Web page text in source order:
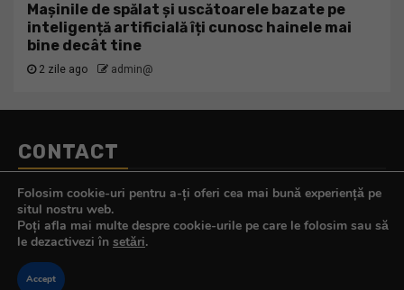
Mașinile de spălat și uscătoarele bazate pe
inteligență artificială îți cunosc hainele mai
bine decât tine
2 zile ago admin@
CONTACT
Telefon:
0770.290.165
E-mail:contact@tehnologistul.ro
Folosim cookie-uri pentru a-ți oferi cea mai bună experiență pe
situl nostru web.
Poți afla mai multe despre cookie-urile pe care le folosim sau să
le dezactivezi în setări.
Accept